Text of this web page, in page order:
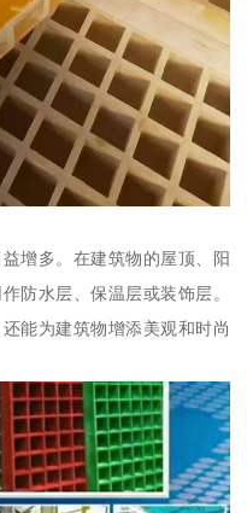
增多。在建筑物的屋顶、阳
防水层、保温层或装饰层。
能为建筑物增添美观和时尚